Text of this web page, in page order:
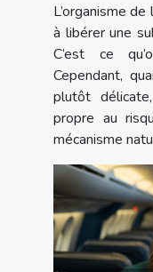
L’organisme
à libérer une
C’est ce
Cependant,
plutôt
propre au
mécanisme